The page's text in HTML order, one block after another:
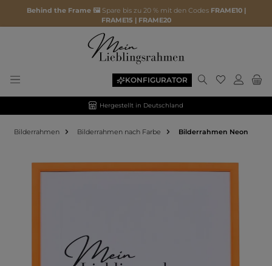
Behind the Frame 🖼️ Spare bis zu 20 % mit den Codes FRAME10 |
FRAME15 | FRAME20
KONFIGURATOR
Hergestellt in Deutschland
Bilderrahmen Bilderrahmen nach Farbe Bilderrahmen Neon